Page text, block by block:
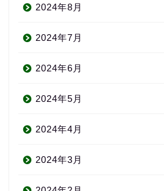
2024年8月
2024年7月
2024年6月
2024年5月
2024年4月
2024年3月